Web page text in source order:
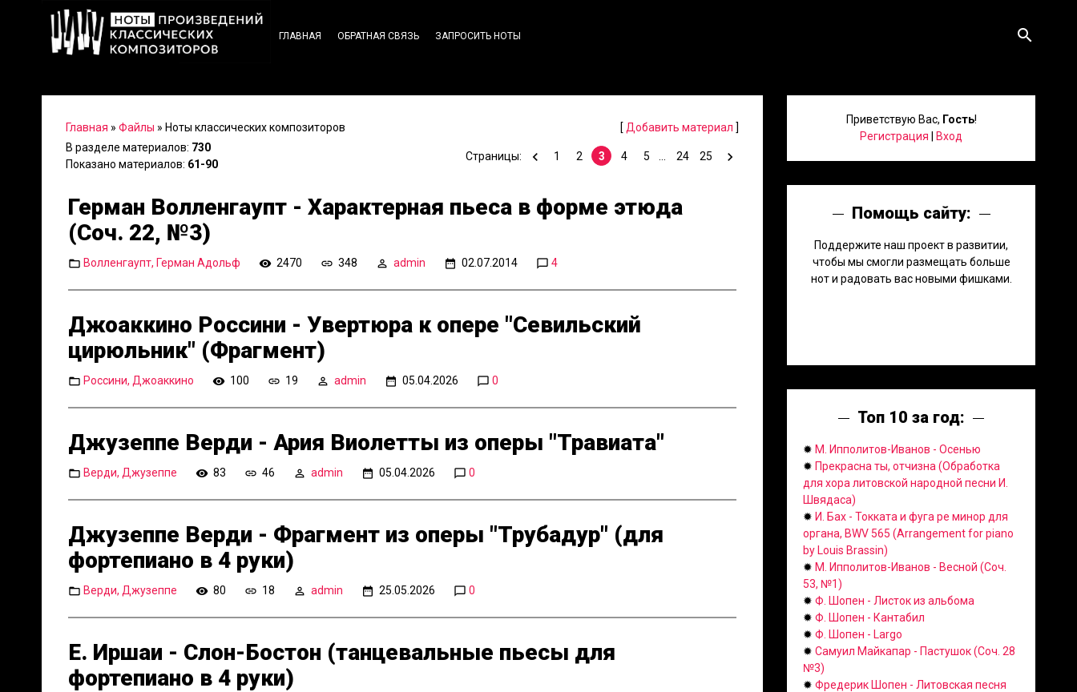
ГЛАВНАЯ ОБРАТНАЯ СВЯЗЬ ЗАПРОСИТЬ НОТЫ search
Главная » Файлы » Ноты классических композиторов [ Добавить материал ]
В разделе материалов: 730
Показано материалов: 61-90
Страницы: 1 2 3 4 5 24 25
Герман Волленгаупт - Характерная пьеса в форме этюда
(Соч. 22, №3)
Волленгаупт, Герман Адольф 2470 348 admin 02.07.2014 4
Джоаккино Россини - Увертюра к опере "Севильский
цирюльник" (Фрагмент)
Россини, Джоаккино 100 19 admin 05.04.2026 0
Джузеппе Верди - Ария Виолетты из оперы "Травиата"
Верди, Джузеппе 83 46 admin 05.04.2026 0
Джузеппе Верди - Фрагмент из оперы "Трубадур" (для
фортепиано в 4 руки)
Верди, Джузеппе 80 18 admin 25.05.2026 0
Е. Иршаи - Слон-Бостон (танцевальные пьесы для
фортепиано в 4 руки)
Приветствую Вас, Гость!
Регистрация
Вход
Помощь сайту:
Поддержите наш проект в развитии,
чтобы мы смогли размещать больше
нот и радовать вас новыми фишками.
Топ 10 за год:
✹ М. Ипполитов-Иванов - Осенью
✹ Прекрасна ты, отчизна (Обработка
для хора литовской народной песни И.
Швядаса)
✹ И. Бах - Токката и фуга ре минор для
органа, BWV 565 (Arrangement for piano
by Louis Brassin)
✹ М. Ипполитов-Иванов - Весной (Соч.
53, №1)
✹ Ф. Шопен - Листок из альбома
✹ Ф. Шопен - Кантабил
✹ Ф. Шопен - Largo
✹ Самуил Майкапар - Пастушок (Соч. 28
№3)
✹ Фредерик Шопен - Литовская песня